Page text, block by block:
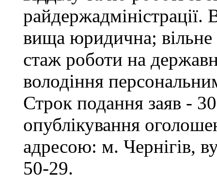
райдержадміністрації.
вища юридична;
стаж роботи на
володіння
Строк подання заяв -
опублікування
адресою: м. Чернігів,
50-29.